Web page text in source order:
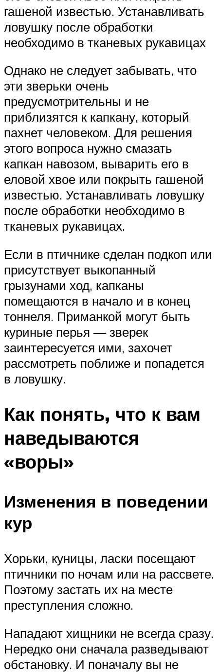
гашеной известью. Устанавливать
ловушку после обработки
необходимо в тканевых рукавицах
Однако не следует забывать, что
эти зверьки очень
предусмотрительны и не
приблизятся к капкану, который
пахнет человеком. Для решения
этого вопроса нужно смазать
капкан навозом, выварить его в
еловой хвое или покрыть гашеной
известью. Устанавливать ловушку
после обработки необходимо в
тканевых рукавицах.
Если в птичнике сделан подкоп или
присутствует выкопанный
грызунами ход, капканы
помещаются в начало и в конец
тоннеля. Приманкой могут быть
куриные перья — зверек
заинтересуется ими, захочет
рассмотреть поближе и попадется
в ловушку.
Как понять, что к вам
наведываются
«воры»
Изменения в поведении
кур
Хорьки, куницы, ласки посещают
птичники по ночам или на рассвете.
Поэтому застать их на месте
преступления сложно.
Нападают хищники не всегда сразу.
Нередко они сначала разведывают
обстановку. И поначалу вы не